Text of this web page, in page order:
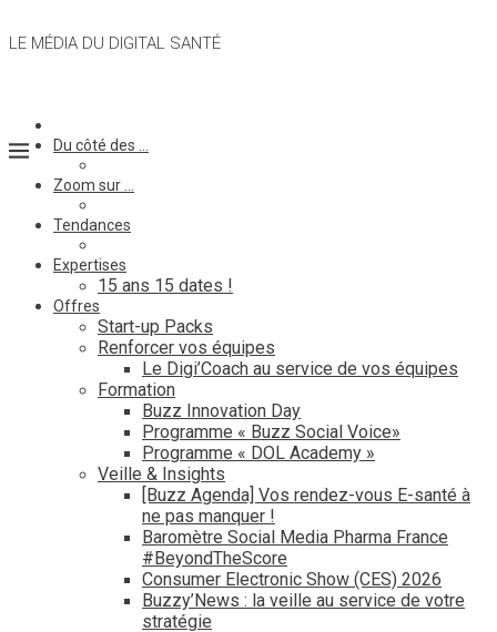
LE MÉDIA DU DIGITAL SANTÉ
Du côté des …
Zoom sur …
Tendances
Expertises
15 ans 15 dates !
Offres
Start-up Packs
Renforcer vos équipes
Le Digi’Coach au service de vos équipes
Formation
Buzz Innovation Day
Programme « Buzz Social Voice»
Programme « DOL Academy »
Veille & Insights
[Buzz Agenda] Vos rendez-vous E-santé à
ne pas manquer !
Baromètre Social Media Pharma France
#BeyondTheScore
Consumer Electronic Show (CES) 2026
Buzzy’News : la veille au service de votre
stratégie